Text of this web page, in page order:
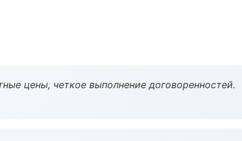
цены, четкое выполнение договоренностей.